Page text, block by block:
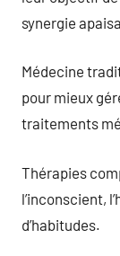
synergie
Médecine
pour mieux
traitements
Thérapies
l’inconscient,
d’habitudes.